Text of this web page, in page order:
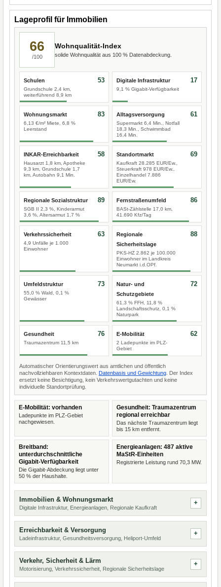
Lageprofil für Immobilien
66
/100
Wohnqualität-Index
solide Wohnqualität aus 100 % Datenabdeckung.
Schulen
Grundschule 2,4 km,
weiterführend 8,9 km
53 Digitale Infrastruktur
9,1 % Gigabit-Verfügbarkeit
17
Wohnungsmarkt
6,13 €/m² Miete, 6,8 %
Leerstand
83 Alltagsversorgung
Supermarkt 6,4 Min., Notfall
18,3 Min., Schwimmbad
16,4 Min.
61
INKAR-Erreichbarkeit
Hausarzt 1,8 km, Apotheke
9,3 km, Grundschule 1,7
km, Autobahn 9,1 Min.
58 Standortmarkt
Kaufkraft 28.285 EUR/Ew.,
Steuerkraft 978 EUR/Ew.,
Einzelhandel 7.886
EUR/Ew.
69
Regionale Sozialstruktur
SGB II 2,3 %, Kinderarmut
3,6 %, Altersarmut 1,7 %
89 Fernstraßenumfeld
BASt-Zählstelle 17,0 km,
41.690 Kfz/Tag
86
Verkehrssicherheit
4,9 Unfälle je 1.000
Einwohner
63
Regionale
Sicherheitslage
PKS-HZ 2.862 je 100.000
Einwohner im Landkreis
Neumarkt i.d.OPf.
88
Umfeldstruktur
55,0 % Wald, 0,1 %
Gewässer
73
Natur- und
Schutzgebiete
61,3 % FFH, 11,8 %
Landschaftsschutz, 0,1 %
Naturpark
72
Gesundheit
Traumazentrum 11,5 km
76 E-Mobilität
2 Ladepunkte im PLZ-
Gebiet
62
Automatischer Orientierungswert aus amtlichen und öffentlich
nachvollziehbaren Kontextdaten. Datenbasis und Gewichtung . Der Index
ersetzt keine Besichtigung, kein Verkehrswertgutachten und keine
individuelle Standortprüfung.
E-Mobilität: vorhanden
Ladepunkte im PLZ-Gebiet
nachgewiesen.
Gesundheit: Traumazentrum
regional erreichbar
Das nächste Traumazentrum liegt
bis 15 km entfernt.
Breitband:
unterdurchschnittliche
Gigabit-Verfügbarkeit
Die Gigabit-Abdeckung liegt unter
50 % der Haushalte.
Energieanlagen: 487 aktive
MaStR-Einheiten
Registrierte Leistung rund 70,3 MW.
Immobilien & Wohnungsmarkt
Digitale Infrastruktur, Energieanlagen, Regionale Kaufkraft
Erreichbarkeit & Versorgung
Ladeinfrastruktur, Gesundheitsversorgung, Heliport-Umfeld
Verkehr, Sicherheit & Lärm
Motorisierung, Verkehrssicherheit, Regionale Sicherheitslage